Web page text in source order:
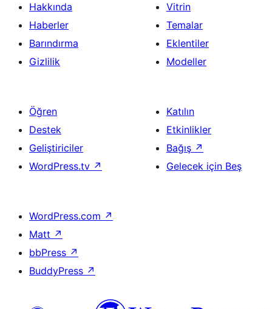
Hakkında
Haberler
Barındırma
Gizlilik
Vitrin
Temalar
Eklentiler
Modeller
Öğren
Destek
Geliştiriciler
WordPress.tv ↗
Katılın
Etkinlikler
Bağış ↗
Gelecek için Beş
WordPress.com ↗
Matt ↗
bbPress ↗
BuddyPress ↗